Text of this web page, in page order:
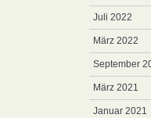
Juli 2022
März 2022
September
März 2021
Januar 2021